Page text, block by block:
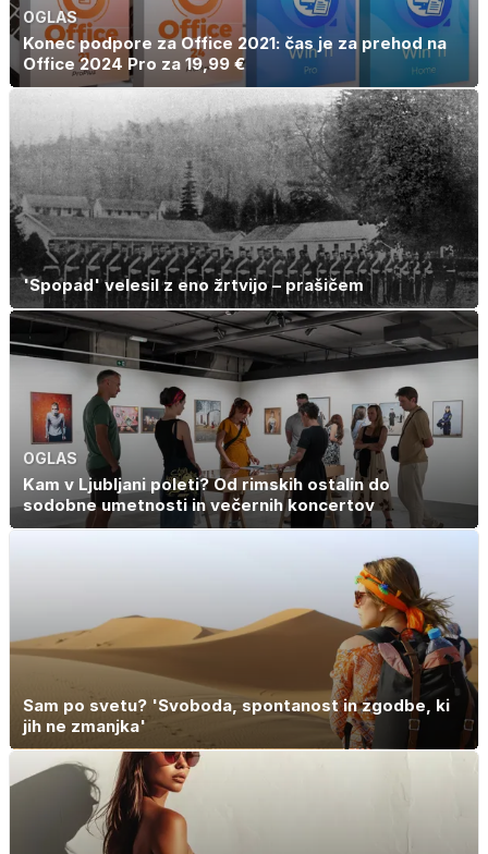
OGLAS
Konec podpore za Office 2021: čas je za prehod na
Office 2024 Pro za 19,99 €
'Spopad' velesil z eno žrtvijo – prašičem
OGLAS
Kam v Ljubljani poleti? Od rimskih ostalin do
sodobne umetnosti in večernih koncertov
Sam po svetu? 'Svoboda, spontanost in zgodbe, ki
jih ne zmanjka'